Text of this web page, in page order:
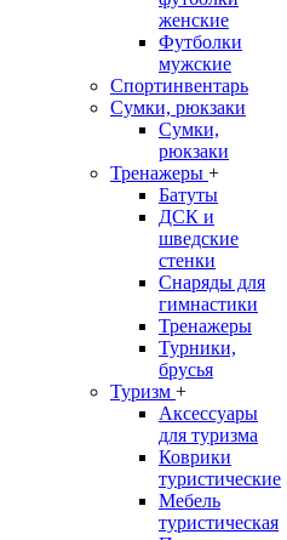
женские
Футболки
мужские
Спортинвентарь
Сумки, рюкзаки
Сумки,
рюкзаки
Тренажеры +
Батуты
ДСК и
шведские
стенки
Снаряды для
гимнастики
Тренажеры
Турники,
брусья
Туризм +
Аксессуары
для туризма
Коврики
туристические
Мебель
туристическая